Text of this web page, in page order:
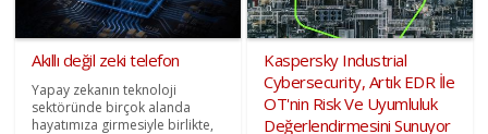
Akıllı değil zeki telefon
Yapay zekanın teknoloji
sektöründe birçok alanda
hayatımıza girmesiyle birlikte,
Kaspersky Industrial
Cybersecurity, Artık EDR İle
OT'nin Risk Ve Uyumluluk
Değerlendirmesini Sunuyor